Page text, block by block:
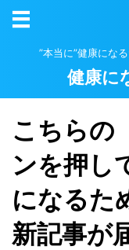
”本当に”健康にな
健康に
こちらの
ンを押し
になるた
新記事が